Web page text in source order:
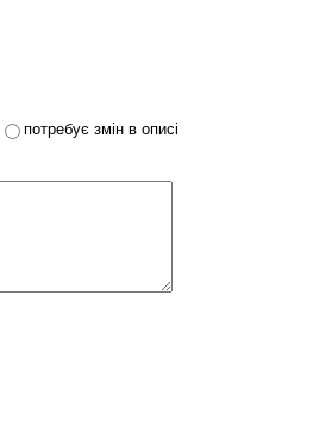
потребує змін в описі